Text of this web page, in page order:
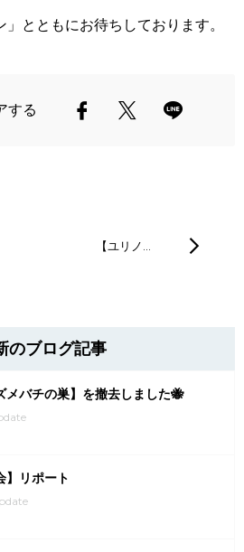
とともにお待ちしております。
する
【ユリノ…
のブログ記事
メバチの巣】を撤去しました🐝
】リポート